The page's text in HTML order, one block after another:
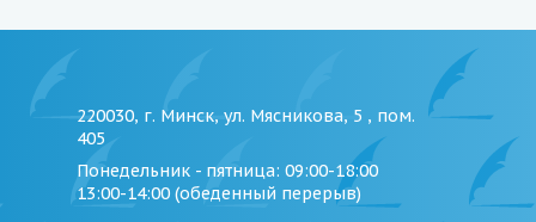
220030, г. Минск, ул. Мясникова, 5 , пом.
405
Понедельник - пятница: 09:00-18:00
13:00-14:00 (обеденный перерыв)